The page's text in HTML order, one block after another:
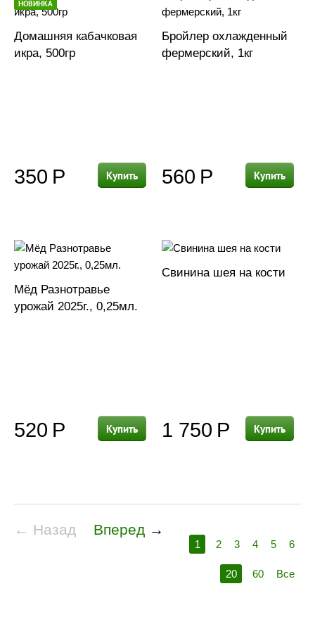
НОВИНКА
Домашняя кабачковая
икра, 500гр
350 Р Купить
Бройлер охлажденный
фермерский, 1кг
560 Р Купить
Мёд Разнотравье
урожай 2025г., 0,25мл.
520 Р Купить
Свинина шея на кости
1 750 Р Купить
← Назад Вперед →
1 2 3 4 5 6
20 60 Все